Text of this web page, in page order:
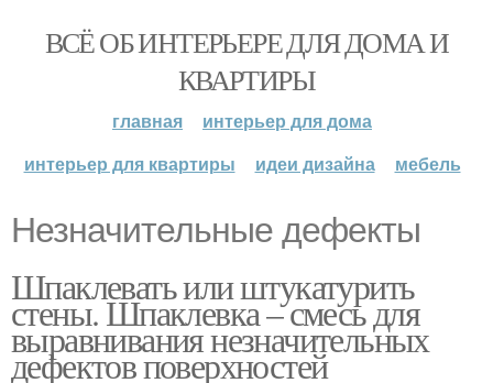
ВСЁ ОБ ИНТЕРЬЕРЕ ДЛЯ ДОМА И
КВАРТИРЫ
главная
интерьер для дома
интерьер для квартиры
идеи дизайна мебель
Незначительные дефекты
Шпаклевать или штукатурить
стены. Шпаклевка – смесь для
выравнивания незначительных
дефектов поверхностей